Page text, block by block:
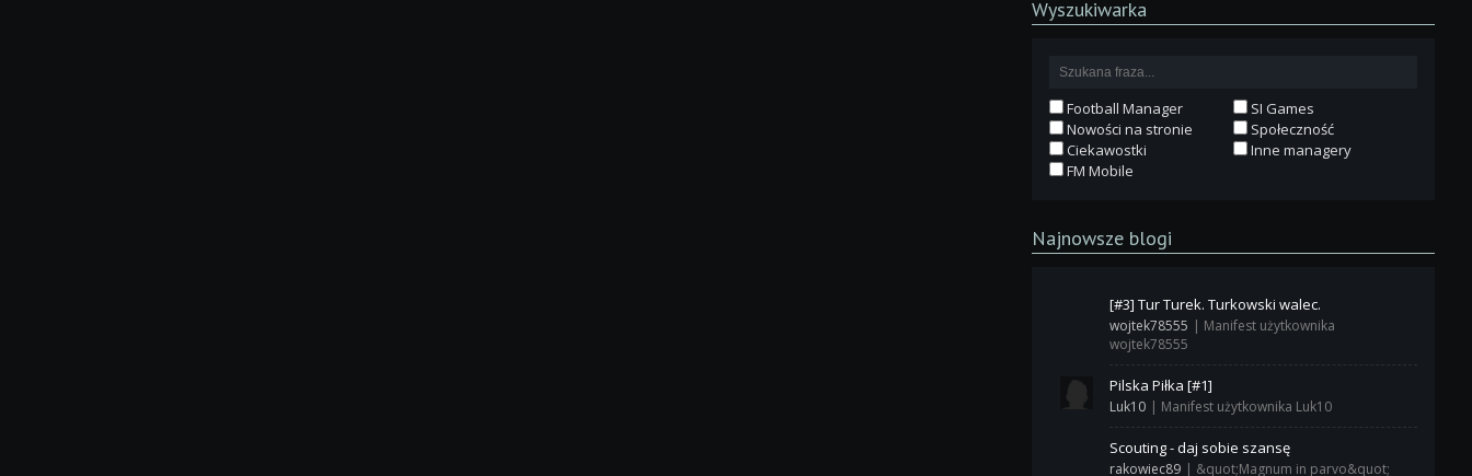
Wyszukiwarka
Football Manager
SI Games
Nowości na stronie
Społeczność
Ciekawostki
Inne managery
FM Mobile
Najnowsze blogi
[#3] Tur Turek. Turkowski walec.
wojtek78555 | Manifest użytkownika
wojtek78555
Pilska Piłka [#1]
Luk10 | Manifest użytkownika Luk10
Scouting - daj sobie szansę
rakowiec89 | &quot;Magnum in parvo&quot;